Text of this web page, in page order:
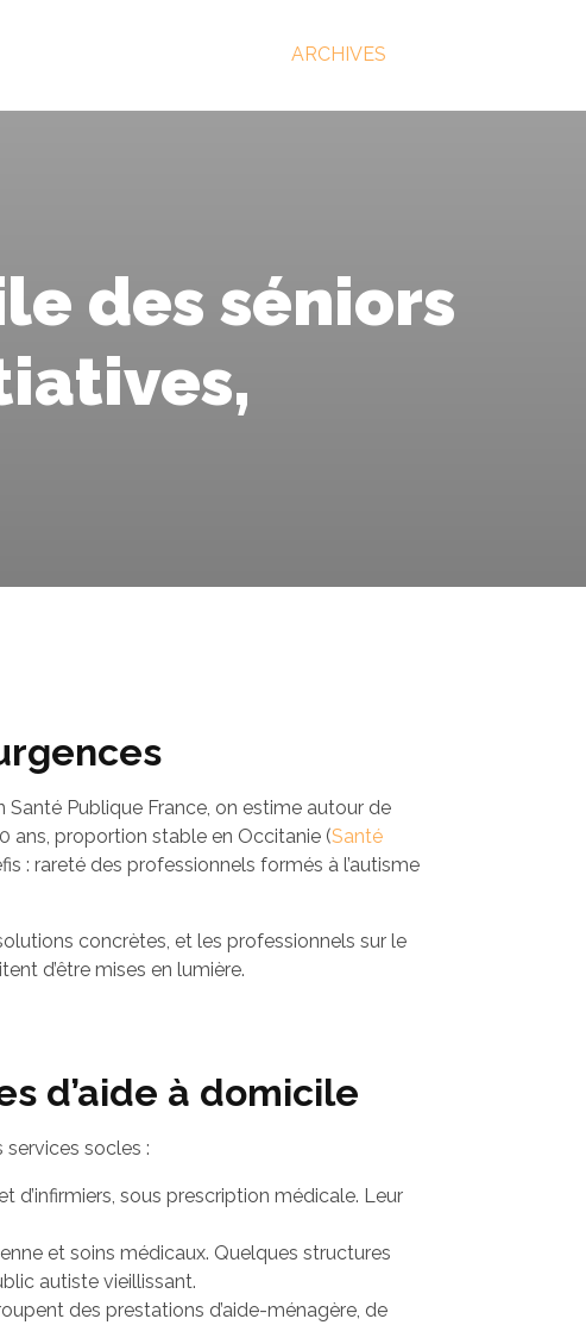
ARCHIVES
des séniors
Publique France, on estime autour de
ans, proportion stable en Occitanie (Santé
: rareté des professionnels formés à l’autisme
concrètes, et les professionnels sur le
d’être mises en lumière.
d’aide à domicile
services socles :
d’infirmiers, sous prescription médicale. Leur
et soins médicaux. Quelques structures
autiste vieillissant.
des prestations d’aide-ménagère, de